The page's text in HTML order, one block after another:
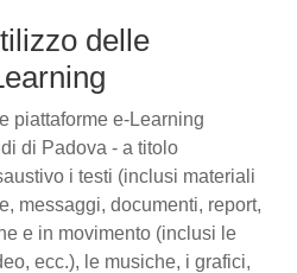
delle
piattaforme e-Learning
di Padova - a titolo
i testi (inclusi materiali
messaggi, documenti, report,
e in movimento (inclusi le
ecc.), le musiche, i grafici,